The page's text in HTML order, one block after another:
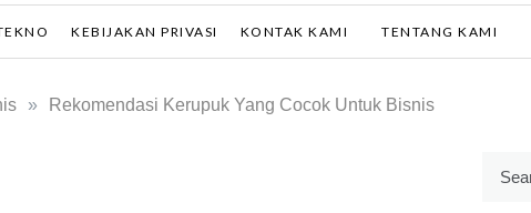
KEBIJAKAN PRIVASI KONTAK KAMI TENTANG KAMI
» Rekomendasi Kerupuk Yang Cocok Untuk Bisnis